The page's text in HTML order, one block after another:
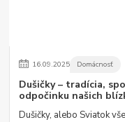
16.09.2025 Domácnosť
Dušičky – tradícia,
odpočinku našich
Dušičky, alebo Sviatok